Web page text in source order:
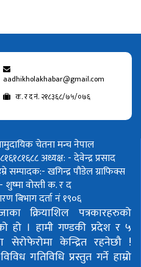
aadhikholakhabar@gmail.com
क. र द नं. २१८३६८/७५/०७६
चेतना मन्च नेपाल
अध्यक्ष: - देवेन्द्र प्रसाद
सम्पादक:- खगिन्द्र पौडेलग्राफिक्स
वोस्तीक. र द
बिभाग दर्ता नं १९०६
क्रियाशिल पत्रकारहरुको
हो । हामी गण्डकी प्रदेश र ५
सेरोफेरोमा केन्द्रित रहनेछौ !
गतिविधि प्रस्तुत गर्ने हाम्रो